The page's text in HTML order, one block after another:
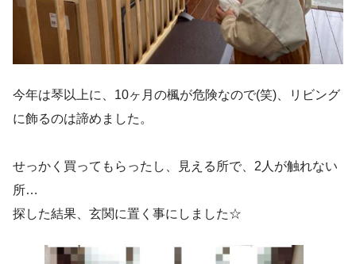
今年は琴以上に、10ヶ月の楓が危険なので(笑)、リビング
に飾るのは諦めました。
せっかく買ってもらったし、見える所で、2人が触れない
所…
探した結果、玄関に置く事にしました☆